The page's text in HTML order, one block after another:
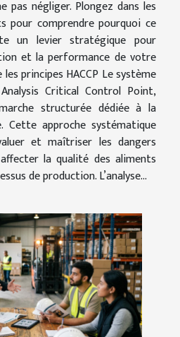
pas négliger. Plongez dans les
pour comprendre pourquoi ce
un levier stratégique pour
et la performance de votre
principes HACCP Le système
Critical Control Point,
structurée dédiée à la
Cette approche systématique
et maîtriser les dangers
la qualité des aliments
de production. L’analyse...